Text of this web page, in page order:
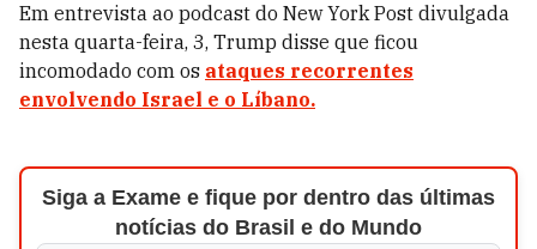
Em entrevista ao podcast do New York Post divulgada
nesta quarta-feira, 3, Trump disse que ficou
incomodado com os ataques recorrentes
envolvendo Israel e o Líbano.
Siga a Exame e fique por dentro das últimas
notícias do Brasil e do Mundo